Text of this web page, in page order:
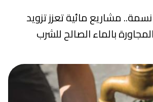
656 ألف نسمة.. مشاريع مائية تعزز تزويد
بالماء الصالح للشرب